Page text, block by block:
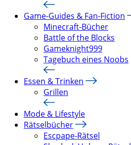
Game-Guides & Fan-Fiction
Minecraft-Bücher
Battle of the Blocks
Gameknight999
Tagebuch eines Noobs
Essen & Trinken
Grillen
Mode & Lifestyle
Rätselbücher
Escpape-Rätsel